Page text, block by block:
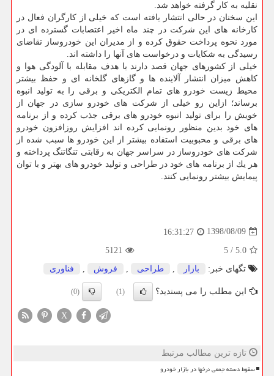
نقلیه به كار گرفته خواهد شد.
این سخنان در حالی انتشار یافته است كه خیلی از كارگران فعال در
كارخانه های این شركت در چند ماه اخیر اعتصابات گسترده ای در
مورد نحوه پرداخت حقوق كرده و از مدیران این خودروساز تقاضای
رسیدگی به شكایات و درخواست های آنها را داشته اند.
خیلی از كشورهای جهان قصد دارند با هدف مقابله با آلودگی هوا و
كاهش میزان انتشار آلاینده ها و گازهای گلخانه ای و حفظ بیشتر
محیط زیست خودرو های تمام الكتریكی و برقی را به تولید انبوه
برساند؛ ازاین رو خیلی از شركت های خودرو سازی در جهان از
خویش را برای تولید انبوه خودرو های برقی جذب كرده و از برنامه
های خود بدین منظور رونمایی كرده اند افزایش روزافزون خودرو
های برقی و محبوبیت استفاده بیشتر از این خودرو ها سبب شده از
شركت های خودروساز در سراسر جهان به رقابتی تنگاتنگ پرداخته و
هر یك از برنامه های خود در طراحی و تولید خودرو های بهتر و با توان
پیمایش بیشتر رونمایی كنند.
1398/08/09
16:31:27
5.0
/
5
5121
تگهای خبر:
بازار طراحی فروش فناوری
این مطلب را می پسندید؟ (1)
(0)
X
تازه ترین مطالب مرتبط
سقوط دسته جمعی نرخها در بازار خودرو